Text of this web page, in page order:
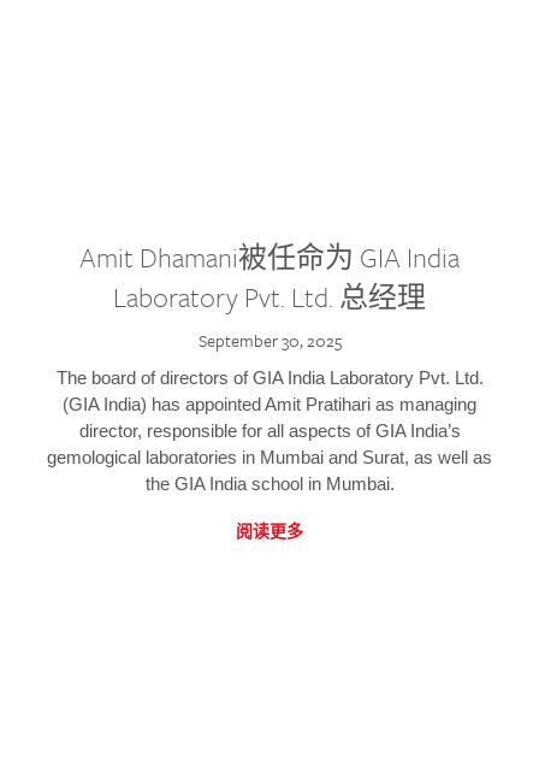
Amit Dhamani被任命为 GIA India
Laboratory Pvt. Ltd. 总经理
September 30, 2025
The board of directors of GIA India Laboratory Pvt. Ltd.
(GIA India) has appointed Amit Pratihari as managing
director, responsible for all aspects of GIA India’s
gemological laboratories in Mumbai and Surat, as well as
the GIA India school in Mumbai.
阅读更多